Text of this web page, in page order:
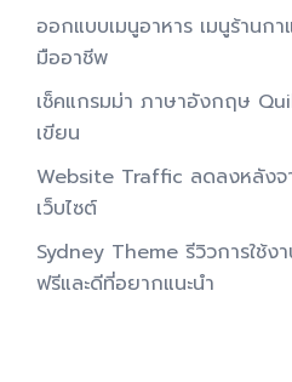
ออกแบบเมนูอาหาร เมนูร้านก
มืออาชีพ
เช็คแกรมม่า ภาษาอังกฤษ
เขียน
Website Traffic ลดลงหลังจ
เว็บไซต์
Sydney Theme รีวิวการใช้
ฟรีและดีที่อยากแนะนำ